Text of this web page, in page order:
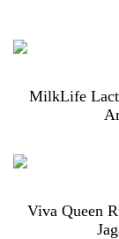
MilkLife
Viva Queen